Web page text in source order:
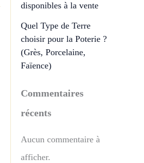
disponibles à la vente
Quel Type de Terre
choisir pour la Poterie ?
(Grès, Porcelaine,
Faïence)
Commentaires
récents
Aucun commentaire à
afficher.